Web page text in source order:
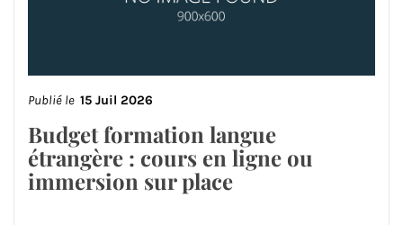
Publié le 15 Juil 2026
Budget formation langue
étrangère : cours en ligne ou
immersion sur place